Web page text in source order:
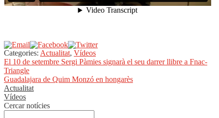
Categories: Actualitat, Vídeos
Navegació
d'entrades
Entrada
anterior:
El 10 de setembre Sergi Pàmies signarà el seu darrer llibre a Fnac-
Triangle
Pròxima
entrada:
Guadalajara de Quim Monzó en hongarès
Actualitat
Vídeos
Cercar notícies